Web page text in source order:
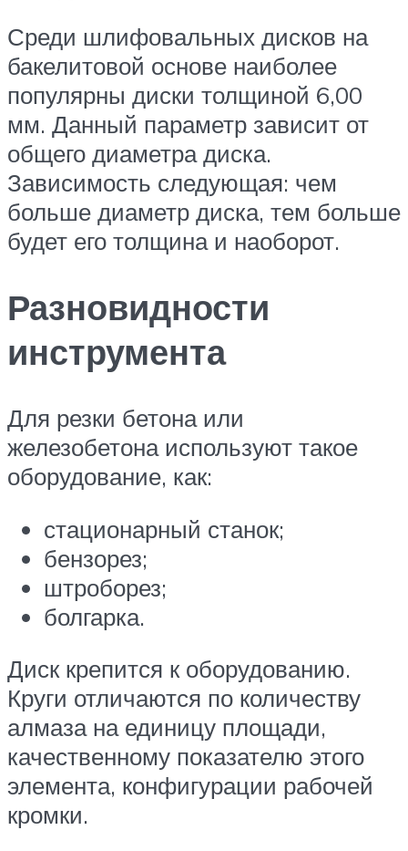
Среди шлифовальных дисков на
бакелитовой основе наиболее
популярны диски толщиной 6,00
мм. Данный параметр зависит от
общего диаметра диска.
Зависимость следующая: чем
больше диаметр диска, тем больше
будет его толщина и наоборот.
Разновидности
инструмента
Для резки бетона или
железобетона используют такое
оборудование, как:
стационарный станок;
бензорез;
штроборез;
болгарка.
Диск крепится к оборудованию.
Круги отличаются по количеству
алмаза на единицу площади,
качественному показателю этого
элемента, конфигурации рабочей
кромки.